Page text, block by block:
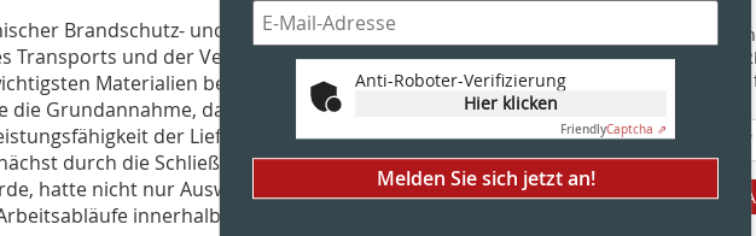
Brandschutz- und Sicherheitsausrüstungen sind von
Transports und der Verknappung der natürlichen
Materialien betroffen. COVID-19 hat gezeigt, dass
die Grundannahme, dass Materialien leicht zugänglich sind,
der Lieferkette beeinträchtigen können. Die
durch die Schließung von Fabriken in bestimmten
hatte nicht nur Auswirkungen auf die Lieferketten,
innerhalb und zwischen Unternehmen.
Anti-Roboter-Verifizierung
Hier klicken
FriendlyCaptcha ⇗
Melden Sie sich jetzt an!
Finden Sie